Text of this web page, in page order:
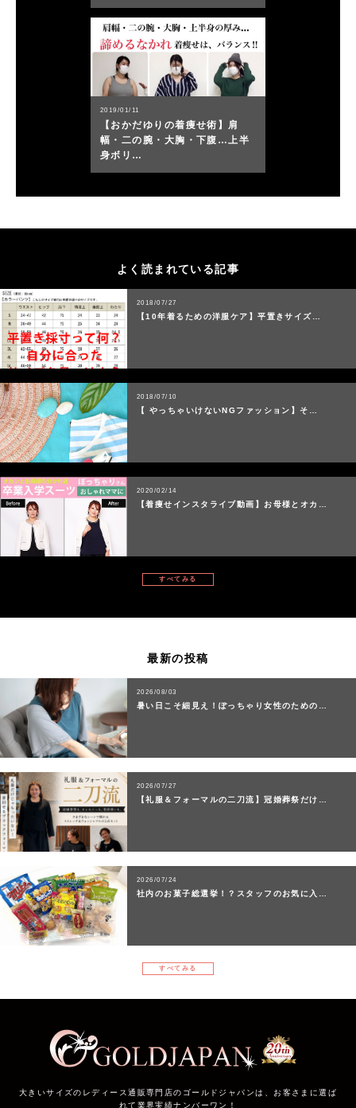
よく読まれている記事
2018/07/27
【10年着るための洋服ケア】平置きサイズ…
2018/07/10
【 やっちゃいけないNGファッション】そ…
2020/02/14
【着痩せインスタライブ動画】お母様とオカ…
すべてみる
最新の投稿
2026/08/03
暑い日こそ細見え！ぽっちゃり女性のための…
2026/07/27
【礼服＆フォーマルの二刀流】冠婚葬祭だけ…
2026/07/24
社内のお菓子総選挙！？スタッフのお気に入…
すべてみる
2019/01/11
【おかだゆりの着痩せ術】肩
幅・二の腕・大胸・下腹…上半
身ボリ…
大きいサイズのレディース通販専門店のゴールドジャパンは、お客さまに選ば
れて業界実績ナンバーワン！